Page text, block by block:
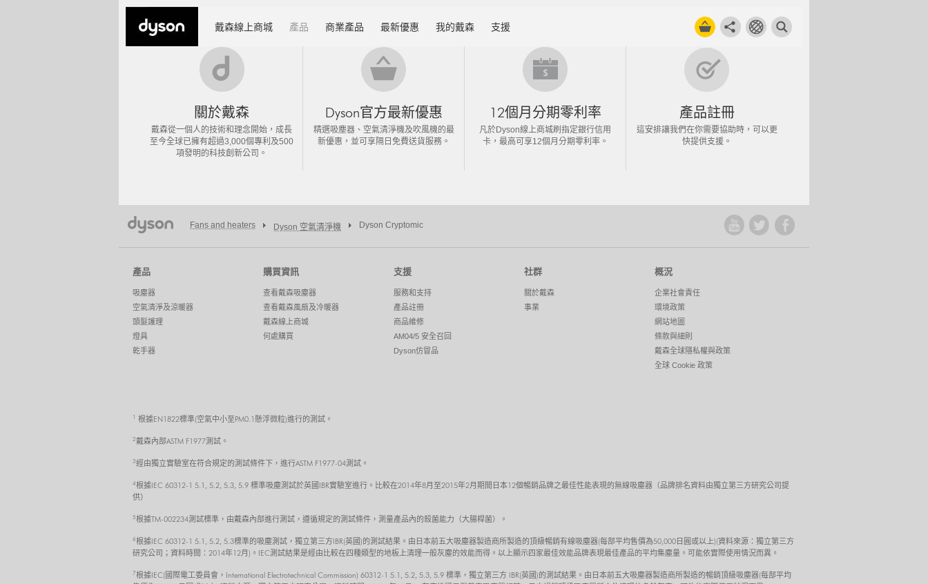
戴森線上商城 產品 商業產品 最新優惠 我的戴森 支援
關於戴森
戴森從一個人的技術和理念開始，成長
至今全球已擁有超過3,000個專利及500
項發明的科技創新公司。
Dyson官方最新優惠
精選吸塵器、空氣清淨機及吹風機的最
新優惠，並可享隔日免費送貨服務。
12個月分期零利率
凡於Dyson線上商城刷指定銀行信用
卡，最高可享12個月分期零利率。
產品註冊
這安排讓我們在你需要協助時，可以更
快提供支援。
Fans and heaters Dyson 空氣清淨機 Dyson Cryptomic
產品
吸塵器
空氣清淨及涼暖器
頭髮護理
燈具
乾手器
購買資訊
查看戴森吸塵器
查看戴森風扇及冷暖器
戴森線上商城
何處購買
支援
服務和支持
產品註冊
商品維修
AM04/5 安全召回
Dyson仿冒品
社群
關於戴森
事業
概況
企業社會責任
環境政策
網站地圖
條款與細則
戴森全球隱私權與政策
全球 Cookie 政策
1 根據EN1822標準(空氣中小至PM0.1懸浮微粒)進行的測試。
2戴森內部ASTM F1977測試。
3經由獨立實驗室在符合規定的測試條件下，進行ASTM F1977-04測試。
4根據IEC 60312-1 5.1, 5.2, 5.3, 5.9 標準吸塵測試於英國IBR實驗室進行。比較在2014年8月至2015年2月期間日本12個暢銷品牌之最佳性能表現的無線吸塵器（品牌排名資料由獨立第三方研究公司提
供）
5根據TM-002234測試標準，由戴森內部進行測試，遵循規定的測試條件，測量產品內的殺菌能力（大腸桿菌）。
6根據IEC 60312-1 5.1, 5.2, 5.3標準的吸塵測試，獨立第三方IBR(英國)的測試結果。由日本前五大吸塵器製造商所製造的頂級暢銷有線吸塵器(每部平均售價為50,000日圓或以上)(資料來源：獨立第三方
研究公司；資料時間：2014年12月)。IEC測試結果是經由比較在四種類型的地板上清理一般灰塵的效能而得。以上顯示四家最佳效能品牌表現最佳產品的平均集塵量。可能依實際使用情況而異。
7根據IEC(國際電工委員會，International Electrotechnical Commission) 60312-1 5.1, 5.2, 5.3, 5.9 標準，獨立第三方 IBR(英國)的測試結果。由日本前五大吸塵器製造商所製造的暢銷頂級吸塵器(每部平均